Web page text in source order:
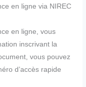
en ligne via NIREC
en ligne, vous
inscrivant la
vous pouvez
d’accès rapide